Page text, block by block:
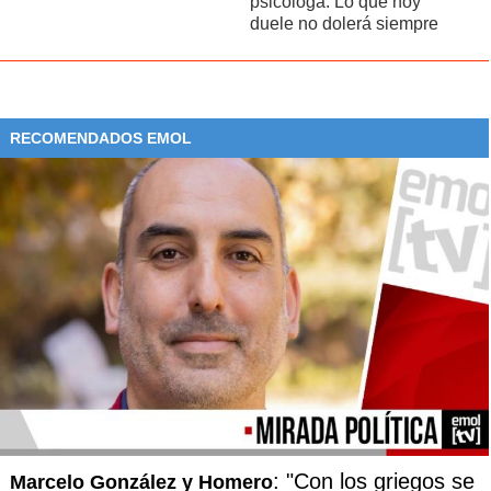
Lapostolle Carignan Valle de Maule Vigno Empedrado Old
28
Odfjell Carignan Valle de Maule Vigno Old Vines Dry
30
Ritual Chardonnay Valle de Casablanca Supertuga Block
2019
de Martino Malbec Carmenere Valle de Cachapoal Las
Cruces Old Vine Series 2018
Ritual Pinot Noir Valle de Casablanca Monster Block 2019
Los Vascos Valle de Colchagua Le Dix de Los Vascos
2017
34
Almaviva Puente Alto Epu 2018
35
Viña Tarapacá Carmenere Valle de Maipo Gran Reserva
2019
36
Concha Y Toro Syrah Buin Gravas Del Maipo 2019
37
Hacienda Araucano Valle de Lolol Clos de Lolol Single
Vineyard 2019
duele no dolerá siempre
RECOMENDADOS EMOL
Marcelo González y Homero: "Con los griegos se